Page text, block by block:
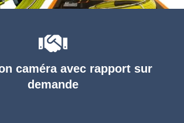
caméra avec rapport sur
demande